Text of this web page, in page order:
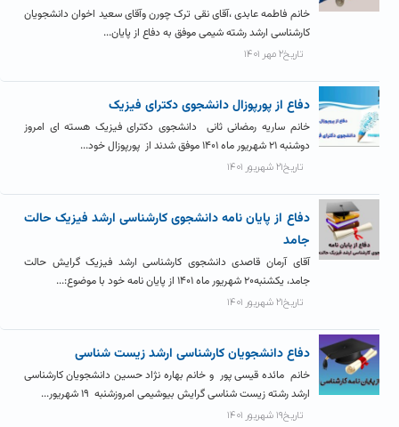
خانم فاطمه عابدی ،آقای نقی ترک چورن وآقای سعید اخوان دانشجویان
کارشناسی ارشد رشته شیمی موفق به دفاع از پایان...
تاریخ۲ مهر ۱۴۰۱
دفاع از پورپوزال دانشجوی دکترای فیزیک
خانم ساریه رمضانی ثانی دانشجوی دکترای فیزیک هسته ای امروز
دوشنبه ۲۱ شهریور ماه ۱۴۰۱ موفق شدند از پورپوزال خود...
تاریخ۲۱ شهریور ۱۴۰۱
دفاع از پایان نامه دانشجوی کارشناسی ارشد فیزیک حالت
جامد
آقای آرمان قاصدی دانشجوی کارشناسی ارشد فیزیک گرایش حالت
جامد، یکشنبه۲۰ شهریور ماه ۱۴۰۱ از پایان نامه خود با موضوع:...
تاریخ۲۱ شهریور ۱۴۰۱
دفاع دانشجویان کارشناسی ارشد زیست شناسی
خانم مائده قیسی پور و خانم بهاره نژاد حسین دانشجویان کارشناسی
ارشد رشته زیست شناسی گرایش بیوشیمی امروزشنبه ۱۹ شهریور...
تاریخ۱۹ شهریور ۱۴۰۱